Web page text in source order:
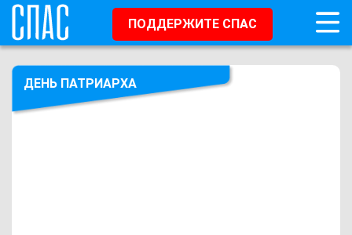
ПОДДЕРЖИТЕ СПАС
ДЕНЬ ПАТРИАРХА